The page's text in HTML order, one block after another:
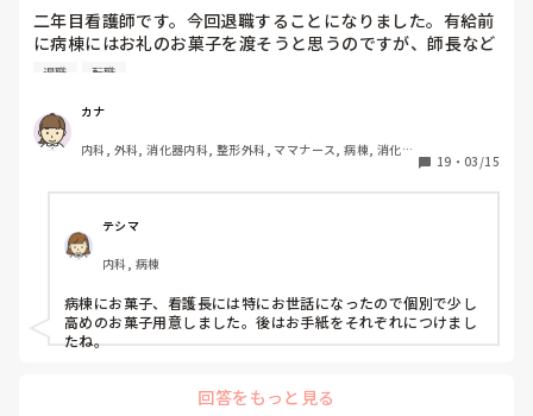
かわからないです。こんな私ですが何かアドバイスいただけ
れば嬉しいです。
く領域を見つけて転職したくなった時に、キャリアが役立つの
ではないかと思います。
の看護師相手に無理な愛想笑いや、ご機嫌取りをしないことで
す。
聞き役に徹して、余計なことを言わず、必要最低限の報告・連
絡・相談だけして、淡々と自分の仕事をこなすようにしてくだ
さい。
わからないことがあったときだけ、周りの看護師に聞いてくだ
さい。
もし無視されたら、それは相手の看護師の職務怠慢ですから、
その時に初めて上司に相談したらいいんです。
まだ一年目なんですから、他の看護師の仕事をフォローする必
二年目看護師です。今回退職することになりました。有給前
に病棟にはお礼のお菓子を渡そうと思うのですが、師長など
個々へお礼のお菓子を用意するか迷っています。みなさん移
退職 転職
カナ
内科, 外科, 消化器内科, 整形外科, ママナース, 病棟, 消化器
19 ・ 03/15
テシマ
内科, 病棟
病棟にお菓子、看護長には特にお世話になったので個別で少し
高めのお菓子用意しました。後はお手紙をそれぞれにつけまし
たね。
回答をもっと見る